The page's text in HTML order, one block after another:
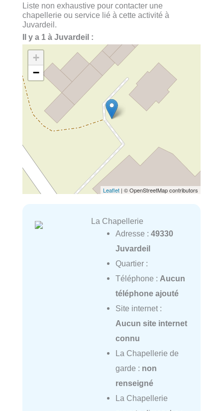
Liste non exhaustive pour contacter une
chapellerie ou service lié à cette activité à
Juvardeil.
Il y a 1 à Juvardeil :
+
−
Leaflet | © OpenStreetMap contributors
La Chapellerie
Adresse : 49330
Juvardeil
Quartier :
Téléphone : Aucun
téléphone ajouté
Site internet :
Aucun site internet
connu
La Chapellerie de
garde : non
renseigné
La Chapellerie